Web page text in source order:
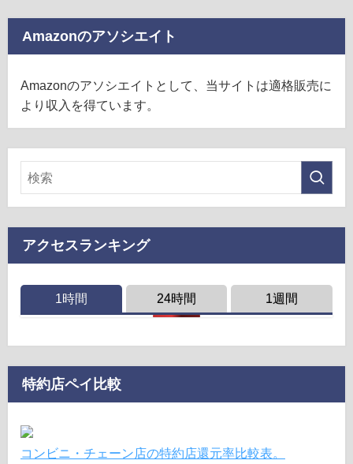
Amazonのアソシエイト
Amazonのアソシエイトとして、当サイトは適格販売に
より収入を得ています。
アクセスランキング
1時間 24時間 1週間
特約店ペイ比較
コンビニ・チェーン店の特約店還元率比較表。